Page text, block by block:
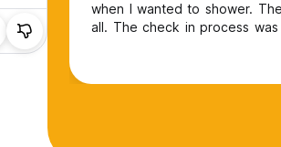
when I wanted to shower.
all. The check in process
didn’t have a SIM card so I
door on WhatsApp to ask
was great but unfortunately